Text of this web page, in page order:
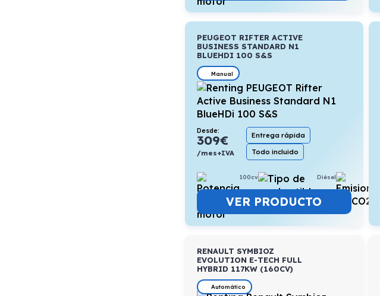
PEUGEOT RIFTER ACTIVE
BUSINESS STANDARD N1
BLUEHDI 100 S&S
Manual
Desde:
309€
/mes+IVA
Entrega rápida
Todo incluido
100cv Diésel
VER PRODUCTO
RENAULT SYMBIOZ
EVOLUTION E-TECH FULL
HYBRID 117KW (160CV)
Automático